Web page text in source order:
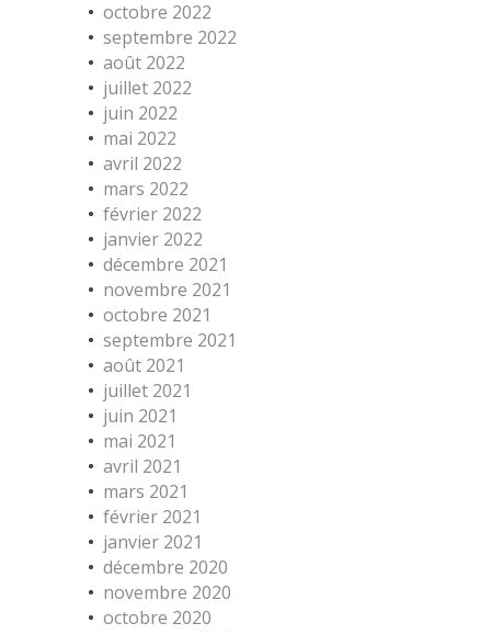
octobre 2022
septembre 2022
août 2022
juillet 2022
juin 2022
mai 2022
avril 2022
mars 2022
février 2022
janvier 2022
décembre 2021
novembre 2021
octobre 2021
septembre 2021
août 2021
juillet 2021
juin 2021
mai 2021
avril 2021
mars 2021
février 2021
janvier 2021
décembre 2020
novembre 2020
octobre 2020